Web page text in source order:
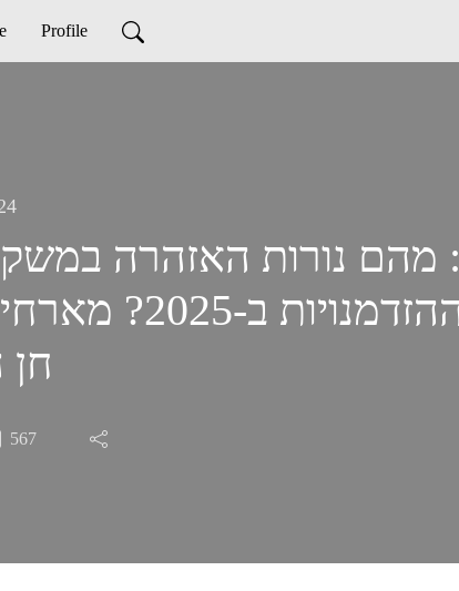
Profile
פרק 22: מהם נורות האזהרה
נמצאות ההזדמנויות
חן
567